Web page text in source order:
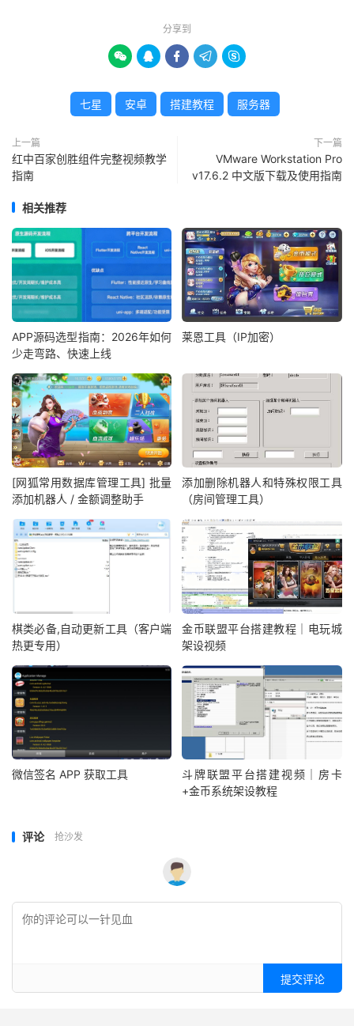
分享到
    
七星 安卓 搭建教程 服务器
上一篇
红中百家创胜组件完整视频教学
指南
下一篇
VMware Workstation Pro
v17.6.2 中文版下载及使用指南
相关推荐
APP源码选型指南：2026年如何
少走弯路、快速上线
莱恩工具（IP加密）
[网狐常用数据库管理工具] 批量
添加机器人 / 金额调整助手
添加删除机器人和特殊权限工具
（房间管理工具）
棋类必备,自动更新工具（客户端
热更专用）
金币联盟平台搭建教程｜电玩城
架设视频
微信签名 APP 获取工具
斗牌联盟平台搭建视频｜房卡
+金币系统架设教程
评论 抢沙发
提交评论